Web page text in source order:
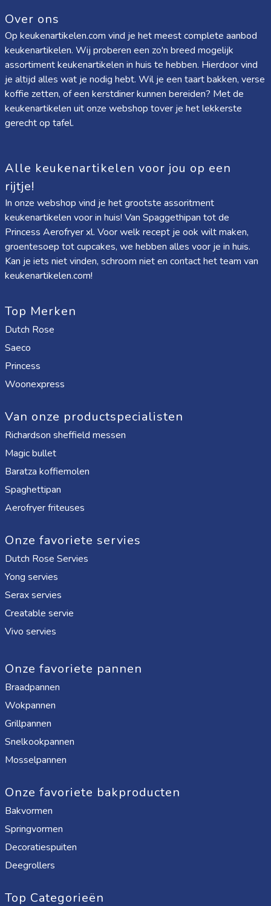
Over ons
Op keukenartikelen.com vind je het meest complete aanbod
keukenartikelen. Wij proberen een zo'n breed mogelijk
assortiment keukenartikelen in huis te hebben. Hierdoor vind
je altijd alles wat je nodig hebt. Wil je een taart bakken, verse
koffie zetten, of een kerstdiner kunnen bereiden? Met de
keukenartikelen uit onze webshop tover je het lekkerste
gerecht op tafel.
Alle keukenartikelen voor jou op een
rijtje!
In onze webshop vind je het grootste assoritment
keukenartikelen voor in huis! Van Spaggethipan tot de
Princess Aerofryer xl. Voor welk recept je ook wilt maken,
groentesoep tot cupcakes, we hebben alles voor je in huis.
Kan je iets niet vinden, schroom niet en contact het team van
keukenartikelen.com!
Top Merken
Dutch Rose
Saeco
Princess
Woonexpress
Van onze productspecialisten
Richardson sheffield messen
Magic bullet
Baratza koffiemolen
Spaghettipan
Aerofryer friteuses
Onze favoriete servies
Dutch Rose Servies
Yong servies
Serax servies
Creatable servie
Vivo servies
Onze favoriete pannen
Braadpannen
Wokpannen
Grillpannen
Snelkookpannen
Mosselpannen
Onze favoriete bakproducten
Bakvormen
Springvormen
Decoratiespuiten
Deegrollers
Top Categorieën